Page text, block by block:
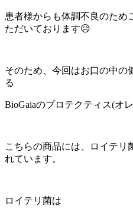
患者様からも体調不良のため
ただいております😥
そのため、今回はお口の中の
る
BioGaiaのプロテクティス(オ
こちらの商品には、ロイテリ
れています。
ロイテリ菌は